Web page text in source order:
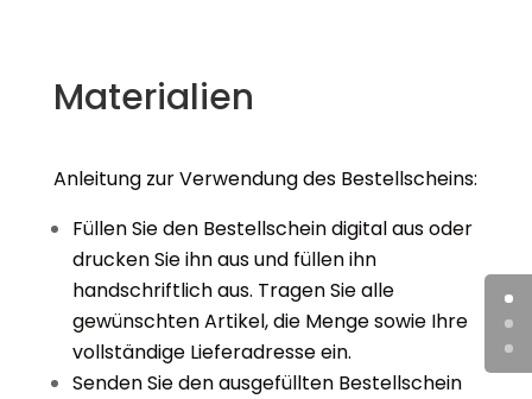
Materialien
Anleitung zur Verwendung des Bestellscheins:
Füllen Sie den Bestellschein digital aus oder
drucken Sie ihn aus und füllen ihn
handschriftlich aus. Tragen Sie alle
gewünschten Artikel, die Menge sowie Ihre
vollständige Lieferadresse ein.
Senden Sie den ausgefüllten Bestellschein